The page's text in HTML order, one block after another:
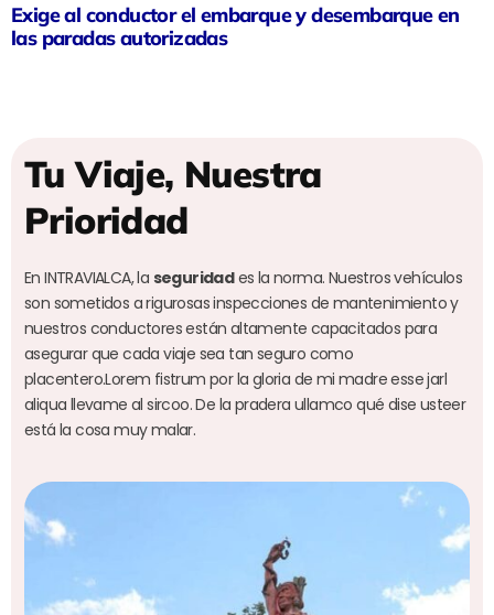
Exige al conductor el embarque y desembarque en
las paradas autorizadas
Tu Viaje, Nuestra
Prioridad
En INTRAVIALCA, la seguridades la norma. Nuestros vehículos
son sometidos a rigurosas inspecciones de mantenimiento y
nuestros conductores están altamente capacitados para
asegurar que cada viaje sea tan seguro como
placentero.Lorem fistrum por la gloria de mi madre esse jarl
aliqua llevame al sircoo. De la pradera ullamco qué dise usteer
está la cosa muy malar.